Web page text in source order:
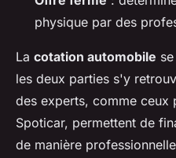
physique par des
La cotation automobile
les deux parties s'y
des experts, comme ceux
Spoticar, permettent de
de manière